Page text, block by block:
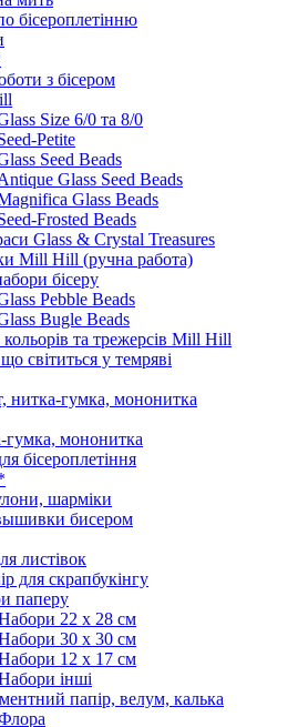
бісероплетінню
з бісером
Size 6/0 та 8/0
Petite
Seed Beads
Glass Seed Beads
Glass Beads
Frosted Beads
Glass & Crystal Treasures
Mill Hill (ручна работа)
бісеру
Pebble Beads
Bugle Beads
та трежерсів Mill Hill
світиться у темряві
нитка-гумка, мононитка
гумка, мононитка
бісероплетіння
шарміки
бисером
листівок
для скрапбукінгу
паперу
22 х 28 см
30 х 30 см
12 х 17 см
інші
папір, велум, калька